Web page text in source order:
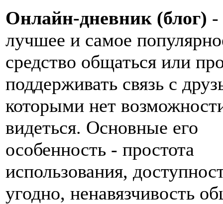
Онлайн-дневник (блог) -
лучшее и самое
средство общаться или
поддерживать связь с
которыми нет
видеться. Основные его
особенность - простота
использования,
угодно, ненавязчивость